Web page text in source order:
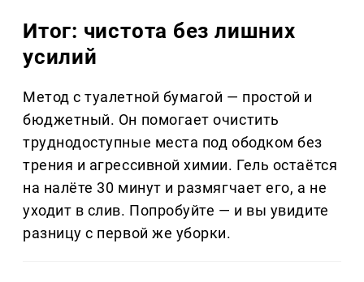
Итог: чистота без лишних
усилий
Метод с туалетной бумагой — простой и
бюджетный. Он помогает очистить
труднодоступные места под ободком без
трения и агрессивной химии. Гель остаётся
на налёте 30 минут и размягчает его, а не
уходит в слив. Попробуйте — и вы увидите
разницу с первой же уборки.